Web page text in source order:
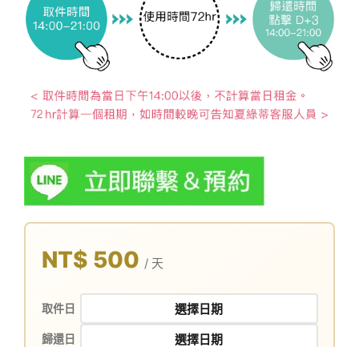
NT$ 500 / 天
取件日
歸還日